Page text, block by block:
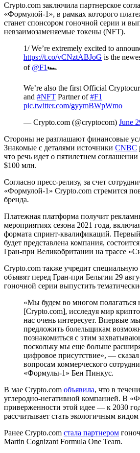
Crypto.com заключила партнерское
«Формулой-1», в рамках которого
станет спонсором гоночной серии и
невзаимозаменяемые токены (NFT).
1/ We’re extremely excited to
https://t.co/vCNztABJoG is the
of @F1🏎
We’re also the first Official
and #NFT Partner of#F1
pic.twitter.com/gyymBWpWmo
— Crypto.com (@cryptocom) June
Стороны не разглашают финансовые
Знакомые с деталями источники CNBC
что речь идет о пятилетнем
$100 млн.
Согласно пресс-релизу, за счет
«Формулой-1» Crypto.com стремится
бренда.
Платежная платформа получит
мероприятиях сезона 2021 года,
формата спринт-квалификаций. Первый
будет представлена компания,
Гран-при Великобритании на трассе
Crypto.com также учредит специальную
объявят перед Гран-при Бельгии 29
гоночной серии выпустить
«Мы будем во многом полагаться
[Crypto.com], исследуя мир
нас очень интересует. Впервые
предложить болельщикам
познакомиться с этим
поскольку мы еще больше
цифровое присутствие», —
вопросам коммерческого
«Формулы-1» Бен Пинкус.
В мае Crypto.com объявила, что в
углеродно-негативной компанией. В
приверженности этой идее — к 2030
рассчитывает стать экологичным видом
Ранее Crypto.com стала партнером
Martin Cognizant Formula One Team.